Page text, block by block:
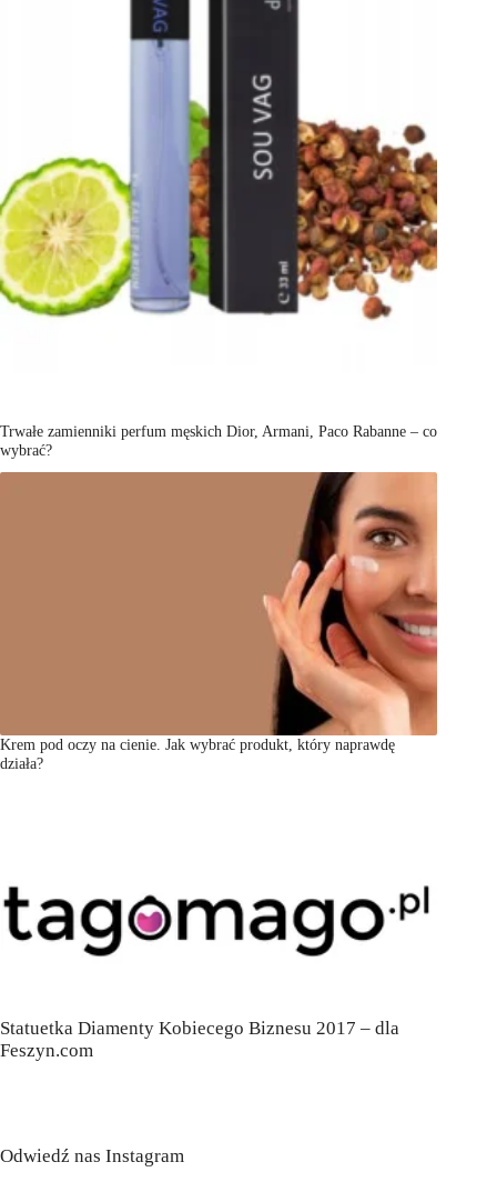
Trwałe zamienniki perfum męskich Dior, Armani, Paco Rabanne – co
wybrać?
Krem pod oczy na cienie. Jak wybrać produkt, który naprawdę
działa?
Statuetka Diamenty Kobiecego Biznesu 2017 – dla
Feszyn.com
Odwiedź nas Instagram